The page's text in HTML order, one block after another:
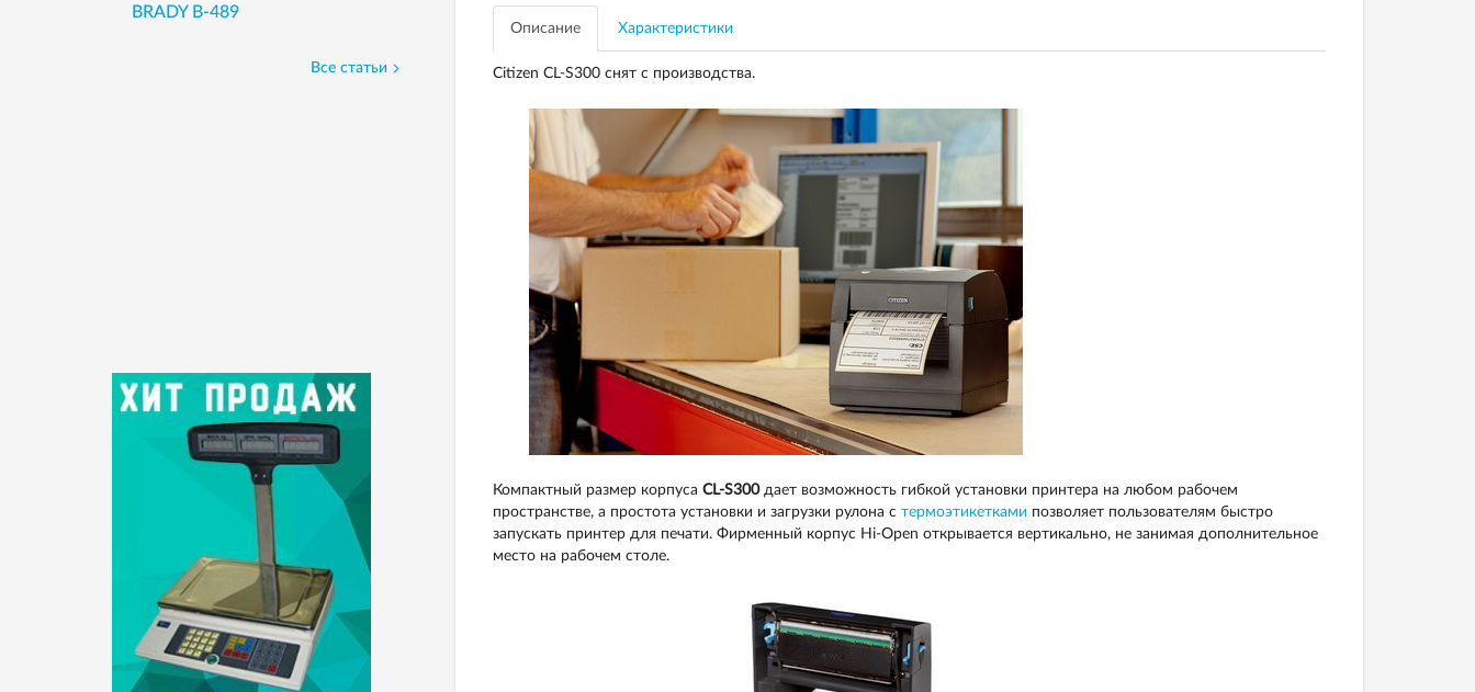
Описание Характеристики
Citizen CL-S300 снят с производства.
Компактный размер корпуса CL-S300дает возможность гибкой установки принтера на любом рабочем
пространстве, а простота установки и загрузки рулона с термоэтикетками позволяет пользователям быстро
запускать принтер для печати. Фирменный корпус Hi-Open открывается вертикально, не занимая дополнительное
место на рабочем столе.
BRADY B-489
Все статьи